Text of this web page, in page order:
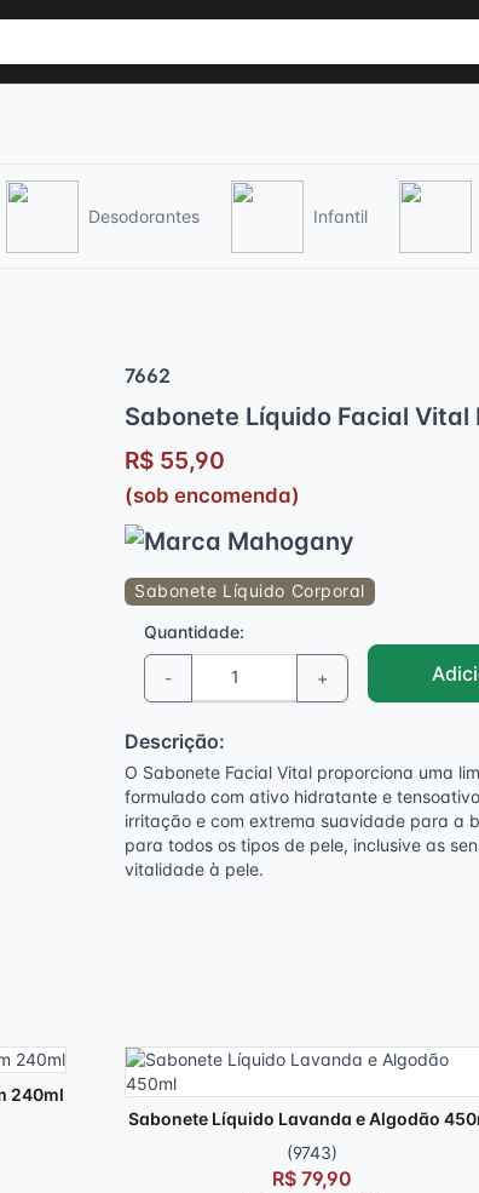
Desodorantes Infantil
7662
Sabonete Líquido Facial Vital
R$ 55,90
(sob encomenda)
Sabonete Líquido Corporal
Quantidade:
- +
Descrição:
O Sabonete Facial Vital proporciona uma
formulado com ativo hidratante e
irritação e com extrema suavidade para a
para todos os tipos de pele, inclusive as
vitalidade à pele.
240ml
Sabonete Líquido Lavanda e Algodão
(9743)
R$ 79,90